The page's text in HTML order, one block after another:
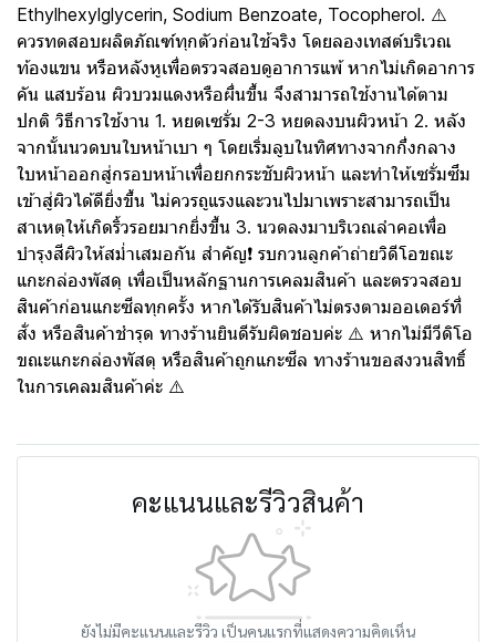
Ethylhexylglycerin, Sodium Benzoate, Tocopherol. ⚠️
ควรทดสอบผลิตภัณฑ์ทุกตัวก่อนใช้จริง โดยลองเทสต์บริเวณ
ท้องแขน หรือหลังหูเพื่อตรวจสอบดูอาการแพ้ หากไม่เกิดอาการ
คัน แสบร้อน ผิวบวมแดงหรือผื่นขึ้น จึงสามารถใช้งานได้ตาม
ปกติ วิธีการใช้งาน 1. หยดเซรั่ม 2-3 หยดลงบนผิวหน้า 2. หลัง
จากนั้นนวดบนใบหน้าเบา ๆ โดยเริ่มลูบในทิศทางจากกึ่งกลาง
ใบหน้าออกสู่กรอบหน้าเพื่อยกกระชับผิวหน้า และทำให้เซรั่มซึม
เข้าสู่ผิวได้ดียิ่งขึ้น ไม่ควรถูแรงและวนไปมาเพราะสามารถเป็น
สาเหตุให้เกิดริ้วรอยมากยิ่งขึ้น 3. นวดลงมาบริเวณลำคอเพื่อ
บำรุงสีผิวให้สม่ำเสมอกัน สำคัญ❗ รบกวนลูกค้าถ่ายวิดีโอขณะ
แกะกล่องพัสดุ เพื่อเป็นหลักฐานการเคลมสินค้า และตรวจสอบ
สินค้าก่อนแกะซีลทุกครั้ง หากได้รับสินค้าไม่ตรงตามออเดอร์ที่
สั่ง หรือสินค้าชำรุด ทางร้านยินดีรับผิดชอบค่ะ ⚠️ หากไม่มีวีดิโอ
ขณะแกะกล่องพัสดุ หรือสินค้าถูกแกะซีล ทางร้านขอสงวนสิทธิ์
ในการเคลมสินค้าค่ะ ⚠️
คะแนนและรีวิวสินค้า
ยังไม่มีคะแนนและรีวิว เป็นคนแรกที่แสดงความคิดเห็น